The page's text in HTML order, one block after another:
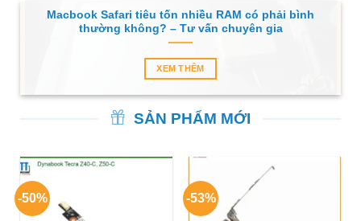
Macbook Safari tiêu tốn nhiều RAM có phải bình
thường không? – Tư vấn chuyên gia
XEM THÊM
SẢN PHẨM MỚI
-50% -53%